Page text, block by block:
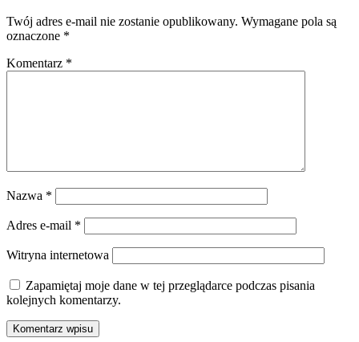
Twój adres e-mail nie zostanie opublikowany. Wymagane pola są
oznaczone *
Komentarz *
Nazwa *
Adres e-mail *
Witryna internetowa
Zapamiętaj moje dane w tej przeglądarce podczas pisania
kolejnych komentarzy.